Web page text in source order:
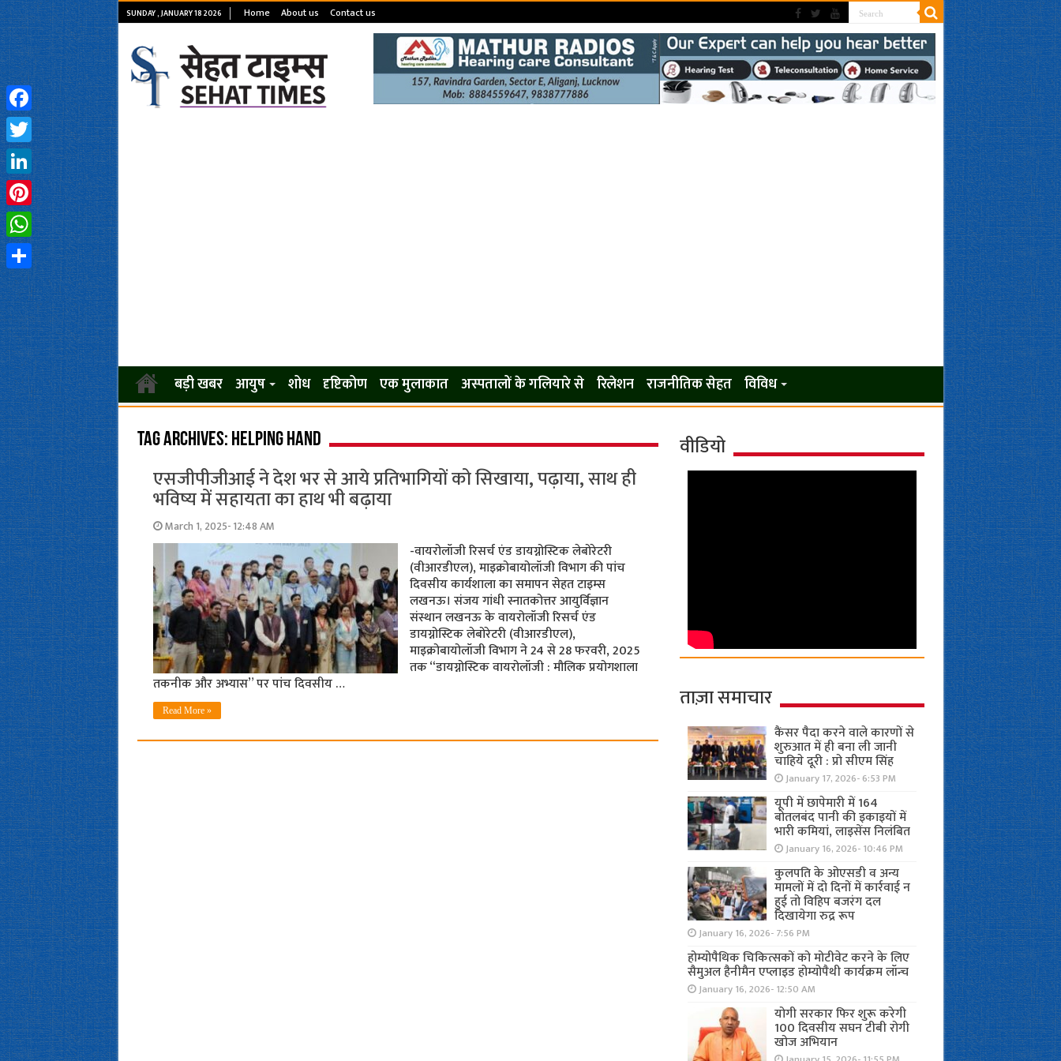
SUNDAY , JANUARY 18 2026 Home About us Contact us
बड़ी खबर आयुष शोध दृष्टिकोण एक मुलाकात अस्पतालों के गलियारे से रिलेशन राजनीतिक सेहत विविध
Tag Archives: helping hand
एसजीपीजीआई ने देश भर से आये प्रतिभागियों को सिखाया, पढ़ाया, साथ ही
भविष्य में सहायता का हाथ भी बढ़ाया
March 1, 2025- 12:48 AM
-वायरोलॉजी रिसर्च एंड डायग्नोस्टिक लेबोरेटरी
(वीआरडीएल), माइक्रोबायोलॉजी विभाग की पांच
दिवसीय कार्यशाला का समापन सेहत टाइम्स
लखनऊ। संजय गांधी स्नातकोत्तर आयुर्विज्ञान
संस्थान लखनऊ के वायरोलॉजी रिसर्च एंड
डायग्नोस्टिक लेबोरेटरी (वीआरडीएल),
माइक्रोबायोलॉजी विभाग ने 24 से 28 फरवरी, 2025
तक “डायग्नोस्टिक वायरोलॉजी : मौलिक प्रयोगशाला
तकनीक और अभ्यास” पर पांच दिवसीय …
Read More »
वीडियो
ताज़ा समाचार
कैंसर पैदा करने वाले कारणों से
शुरुआत में ही बना ली जानी
चाहिये दूरी : प्रो सीएम सिंह
January 17, 2026- 6:53 PM
यूपी में छापेमारी में 164
बोतलबंद पानी की इकाइयों में
भारी कमियां, लाइसेंस निलंबित
January 16, 2026- 10:46 PM
कुलपति के ओएसडी व अन्य
मामलों में दो दिनों में कार्रवाई न
हुई तो विहिप बजरंग दल
दिखायेगा रुद्र रूप
January 16, 2026- 7:56 PM
होम्योपैथिक चिकित्सकों को मोटीवेट करने के लिए
सैमुअल हैनीमैन एप्लाइड होम्योपैथी कार्यक्रम लॉन्च
January 16, 2026- 12:50 AM
योगी सरकार फिर शुरू करेगी
100 दिवसीय सघन टीबी रोगी
खोज अभियान
Facebook
Twitter
LinkedIn
Pinterest
WhatsApp
Share